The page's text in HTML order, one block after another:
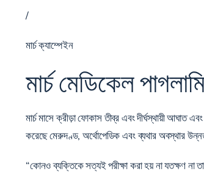
/
মার্চ ক্যাম্পেইন
মার্চ মেডিকেল
মার্চ মাসে ক্রীড়া ফোকাস তীব্র এবং দীর্ঘস্থায়ী
করেছে মেরুদণ্ড, অর্থোপেডিক এবং ব্যথার অবস্থার
“কোনও ব্যক্তিকে সত্যই পরীক্ষা করা হয় না যতক্ষণ না